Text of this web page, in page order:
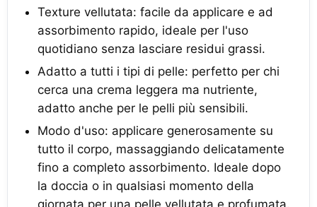
Texture vellutata: facile da applicare e ad
assorbimento rapido, ideale per l'uso
quotidiano senza lasciare residui grassi.
Adatto a tutti i tipi di pelle: perfetto per chi
cerca una crema leggera ma nutriente,
adatto anche per le pelli più sensibili.
Modo d'uso: applicare generosamente su
tutto il corpo, massaggiando delicatamente
fino a completo assorbimento. Ideale dopo
la doccia o in qualsiasi momento della
giornata per una pelle vellutata e profumata.